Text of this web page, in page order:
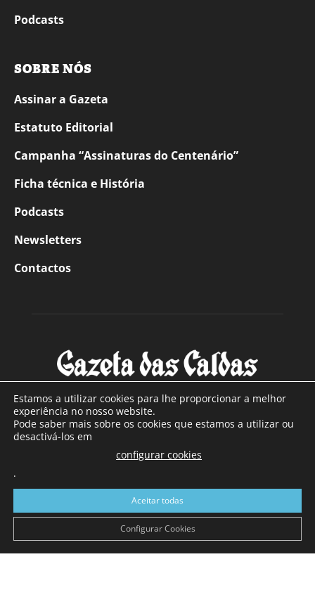
Podcasts
SOBRE NÓS
Assinar a Gazeta
Estatuto Editorial
Campanha “Assinaturas do Centenário”
Ficha técnica e História
Podcasts
Newsletters
Contactos
SOBRE NÓS
Com sede nas Caldas da Rainha e mais de 90 anos de
a sul de distrito de Leiria, com mais de 40.000 leitores por
toda a região Oeste. Jornal com distribuição em Portugal
Continental e assinatura online.
Estamos a utilizar cookies para lhe proporcionar a melhor
experiência no nosso website.
Pode saber mais sobre os cookies que estamos a utilizar ou
desactivá-los em
configurar cookies
.
Aceitar todas
Configurar Cookies